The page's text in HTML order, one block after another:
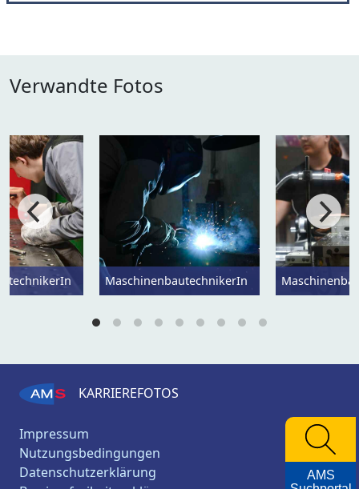
Verwandte Fotos
MaschinenbautechnikerIn
KARRIEREFOTOS
Impressum
Nutzungsbedingungen
Datenschutzerklärung
AMS